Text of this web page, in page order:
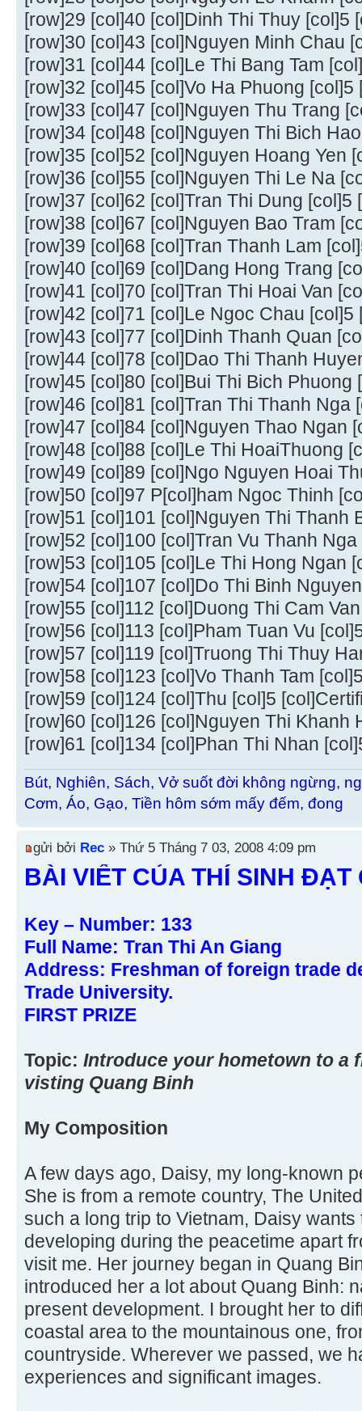
[row]29 [col]40 [col]Dinh Thi Thuy [col]5
[row]30 [col]43 [col]Nguyen Minh Chau
[row]31 [col]44 [col]Le Thi Bang Tam
[row]32 [col]45 [col]Vo Ha Phuong [col]5
[row]33 [col]47 [col]Nguyen Thu Trang
[row]34 [col]48 [col]Nguyen Thi Bich
[row]35 [col]52 [col]Nguyen Hoang Yen
[row]36 [col]55 [col]Nguyen Thi Le Na
[row]37 [col]62 [col]Tran Thi Dung [col]5
[row]38 [col]67 [col]Nguyen Bao Tram
[row]39 [col]68 [col]Tran Thanh Lam
[row]40 [col]69 [col]Dang Hong Trang
[row]41 [col]70 [col]Tran Thi Hoai Van
[row]42 [col]71 [col]Le Ngoc Chau [col]5
[row]43 [col]77 [col]Dinh Thanh Quan
[row]44 [col]78 [col]Dao Thi Thanh
[row]45 [col]80 [col]Bui Thi Bich Phuong
[row]46 [col]81 [col]Tran Thi Thanh Nga
[row]47 [col]84 [col]Nguyen Thao Ngan
[row]48 [col]88 [col]Le Thi HoaiThuong
[row]49 [col]89 [col]Ngo Nguyen Hoai
[row]50 [col]97 P[col]ham Ngoc Thinh
[row]51 [col]101 [col]Nguyen Thi Thanh
[row]52 [col]100 [col]Tran Vu Thanh
[row]53 [col]105 [col]Le Thi Hong Ngan
[row]54 [col]107 [col]Do Thi Binh
[row]55 [col]112 [col]Duong Thi Cam
[row]56 [col]113 [col]Pham Tuan Vu
[row]57 [col]119 [col]Truong Thi Thuy
[row]58 [col]123 [col]Vo Thanh Tam
[row]59 [col]124 [col]Thu [col]5
[row]60 [col]126 [col]Nguyen Thi Khanh
[row]61 [col]134 [col]Phan Thi Nhan
Bút, Nghiên, Sách, Vở suốt đời không ngừng,
Cơm, Áo, Gạo, Tiền hôm sớm mấy đếm, đong
gửi bởi Rec » Thứ 5 Tháng 7 03, 2008 4:09 pm
BÀI VIẾT CỦA THÍ SINH ĐẠT
Key – Number: 133
Full Name: Tran Thi An Giang
Address: Freshman of foreign trade
Trade University.
FIRST PRIZE
Topic: Introduce your hometown to a
visting Quang Binh
My Composition
A few days ago, Daisy, my long-known
She is from a remote country, The
such a long trip to Vietnam, Daisy
developing during the peacetime apart
visit me. Her journey began in Quang
introduced her a lot about Quang Binh:
present development. I brought her to
coastal area to the mountainous one,
countryside. Wherever we passed, we
experiences and significant images.